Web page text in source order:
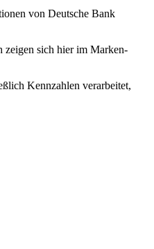
von Deutsche Bank
zeigen sich hier im Marken-
Kennzahlen verarbeitet,